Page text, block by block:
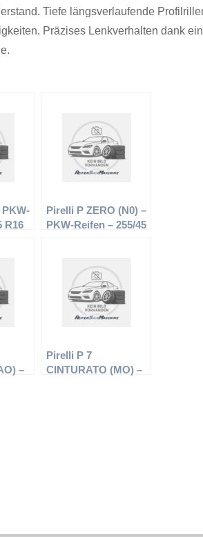
Tiefe längsverlaufende
Präzises Lenkverhalten dank
R16
Pirelli P ZERO (N0) –
PKW-Reifen – 255/45
–
Pirelli P 7
CINTURATO (MO) –